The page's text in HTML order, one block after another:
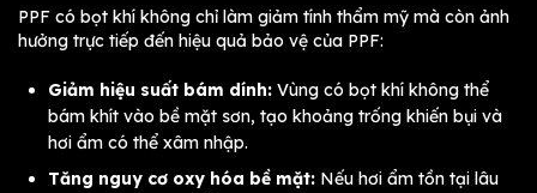
PPF có bọt khí không chỉ làm giảm tính thẩm mỹ mà còn ảnh
hưởng trực tiếp đến hiệu quả bảo vệ của PPF:
Giảm hiệu suất bám dính: Vùng có bọt khí không thể
bám khít vào bề mặt sơn, tạo khoảng trống khiến bụi và
hơi ẩm có thể xâm nhập.
Tăng nguy cơ oxy hóa bề mặt: Nếu hơi ẩm tồn tại lâu